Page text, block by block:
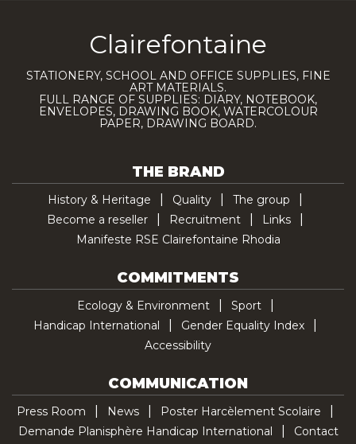
Clairefontaine
STATIONERY, SCHOOL AND OFFICE SUPPLIES, FINE
ART MATERIALS.
FULL RANGE OF SUPPLIES: DIARY, NOTEBOOK,
ENVELOPES, DRAWING BOOK, WATERCOLOUR
PAPER, DRAWING BOARD.
THE BRAND
History & Heritage Quality
The group
Become a reseller
Recruitment
Links
Manifeste RSE Clairefontaine Rhodia
COMMITMENTS
Ecology & Environment
Sport
Handicap International
Gender Equality Index
Accessibility
COMMUNICATION
Press Room News
Poster Harcèlement Scolaire
Demande Planisphère Handicap International
Contact